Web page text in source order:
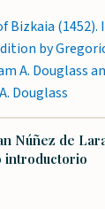
Bizkaia
by
A. Douglass
Douglass
Núñez de Lara
introductorio